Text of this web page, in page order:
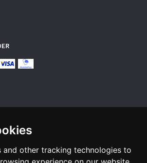
and other tracking technologies to